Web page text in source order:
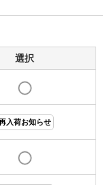
選択
入荷お知らせ